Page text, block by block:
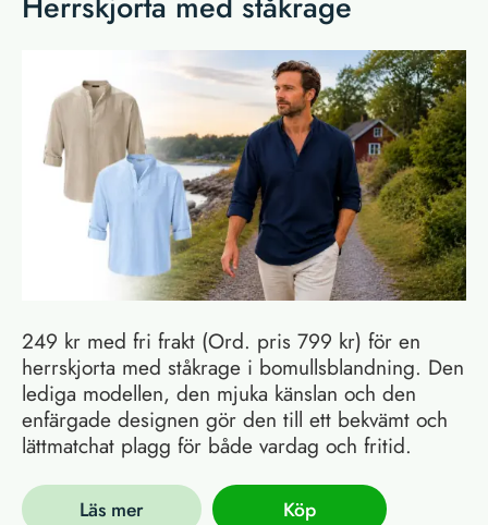
249 kr med fri frakt (Ord. pris 799 kr) för en
herrskjorta med ståkrage i bomullsblandning. Den
lediga modellen, den mjuka känslan och den
enfärgade designen gör den till ett bekvämt och
lättmatchat plagg för både vardag och fritid.
Läs mer Köp